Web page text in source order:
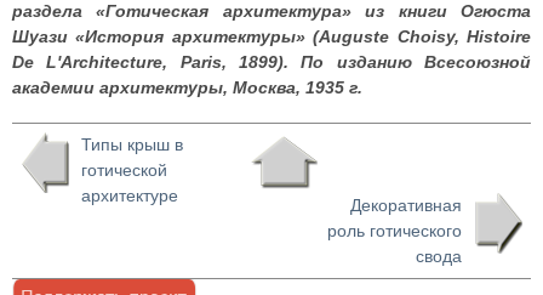
раздела «Готическая архитектура» из книги Огюста
Шуази «История архитектуры» (Auguste Choisy, Histoire
De L'Architecture, Paris, 1899). По изданию Всесоюзной
академии архитектуры, Москва, 1935 г.
Типы крыш в
готической
архитектуре
Декоративная
роль готического
свода